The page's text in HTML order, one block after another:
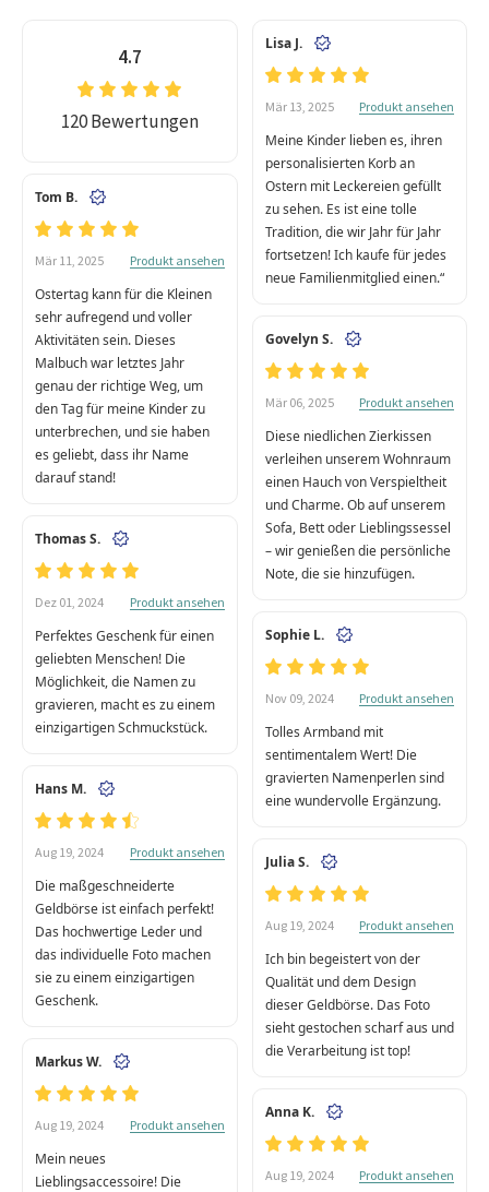
4.7
120 Bewertungen
Lisa J.
Mär 13, 2025 Produkt ansehen
Meine Kinder lieben es, ihren
personalisierten Korb an
Ostern mit Leckereien gefüllt
zu sehen. Es ist eine tolle
Tradition, die wir Jahr für Jahr
fortsetzen! Ich kaufe für jedes
neue Familienmitglied einen.“
Tom B.
Mär 11, 2025 Produkt ansehen
Ostertag kann für die Kleinen
sehr aufregend und voller
Aktivitäten sein. Dieses
Malbuch war letztes Jahr
genau der richtige Weg, um
den Tag für meine Kinder zu
unterbrechen, und sie haben
es geliebt, dass ihr Name
darauf stand!
Govelyn S.
Mär 06, 2025 Produkt ansehen
Diese niedlichen Zierkissen
verleihen unserem Wohnraum
einen Hauch von Verspieltheit
und Charme. Ob auf unserem
Sofa, Bett oder Lieblingssessel
– wir genießen die persönliche
Note, die sie hinzufügen.
Thomas S.
Dez 01, 2024 Produkt ansehen
Perfektes Geschenk für einen
geliebten Menschen! Die
Möglichkeit, die Namen zu
gravieren, macht es zu einem
einzigartigen Schmuckstück.
Sophie L.
Nov 09, 2024 Produkt ansehen
Tolles Armband mit
sentimentalem Wert! Die
gravierten Namenperlen sind
eine wundervolle Ergänzung.
Hans M.
Aug 19, 2024 Produkt ansehen
Die maßgeschneiderte
Geldbörse ist einfach perfekt!
Das hochwertige Leder und
das individuelle Foto machen
sie zu einem einzigartigen
Geschenk.
Julia S.
Aug 19, 2024 Produkt ansehen
Ich bin begeistert von der
Qualität und dem Design
dieser Geldbörse. Das Foto
sieht gestochen scharf aus und
die Verarbeitung ist top!
Markus W.
Aug 19, 2024 Produkt ansehen
Mein neues
Lieblingsaccessoire! Die
Anna K.
Aug 19, 2024 Produkt ansehen